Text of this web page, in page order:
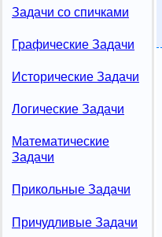
Задачи со спичками
Графические Задачи
Исторические Задачи
Логические Задачи
Математические
Задачи
Прикольные Задачи
Причудливые Задачи